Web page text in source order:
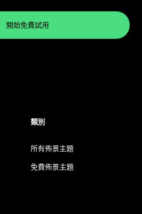
開始免費試用
類別
所有佈景主題
免費佈景主題